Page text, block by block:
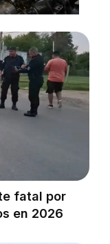
fatal por
en 2026